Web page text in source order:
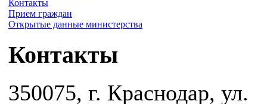
Контакты
Прием граждан
Открытые данные министерства
Контакты
350075, г. Краснодар, ул.